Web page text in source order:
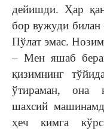
дейишди. Ҳар
бор вужуди билан
Пўлат эмас.
– Мен яшаб
қизимнинг
ўтираман, она
шахсий
ҳеч кимга